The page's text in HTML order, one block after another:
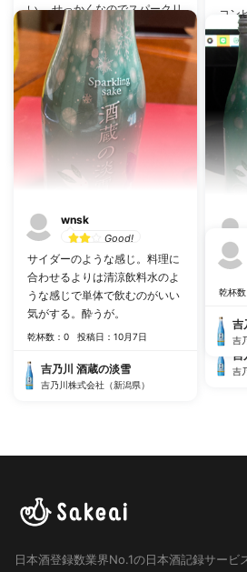
い。 せっかくなのでスパークリ
ング用の細いグラスも持参する
となお美味しいこと間違いな
し。 でも、香りや華やかさがも
う少し欲しいかな。。
乾杯数：4 投稿日：3月1日
吉乃川 酒蔵の淡雪
吉乃川株式会社（新潟県）
コン
リー
で営
コ
て
乾杯
吉
wnsk
Good!
サイダーのような感じ。料理に
合わせるよりは清涼飲料水のよ
うな感じで単体で飲むのがいい
気がする。酔うが。
乾杯数：0 投稿日：10月7日
吉乃川 酒蔵の淡雪
吉乃川株式会社（新潟県）
甘酸
人に
乾杯
吉
吉
乾杯
吉
吉
日本酒登録数業界No.1の日本酒記録サービ